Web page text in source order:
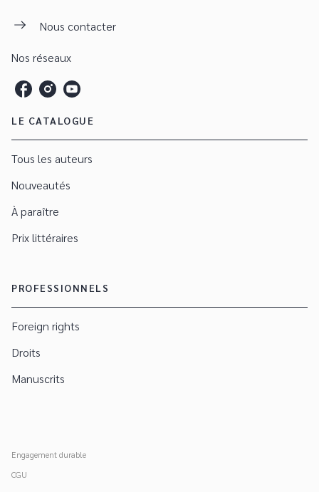
Nous contacter
Nos réseaux
LE CATALOGUE
Tous les auteurs
Nouveautés
À paraître
Prix littéraires
PROFESSIONNELS
Foreign rights
Droits
Manuscrits
Engagement durable
CGU